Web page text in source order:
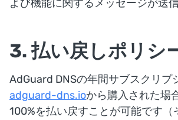
よび機能に関するメッセージが送信
3. 払い戻しポリシ
AdGuard DNSの年間サブスクリプ
adguard-dns.ioから購入された場
100%を払い戻すことが可能です（